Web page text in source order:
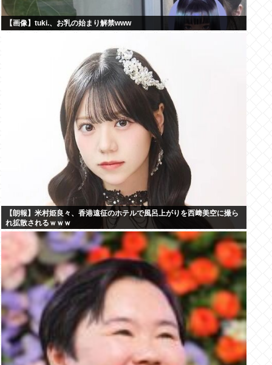
【画像】tuki.、お乳の始まり解禁www
【朗報】米村姫良々、香港遠征のホテルで風呂上がりを西﨑美空に撮ら
れ拡散されるｗｗｗ